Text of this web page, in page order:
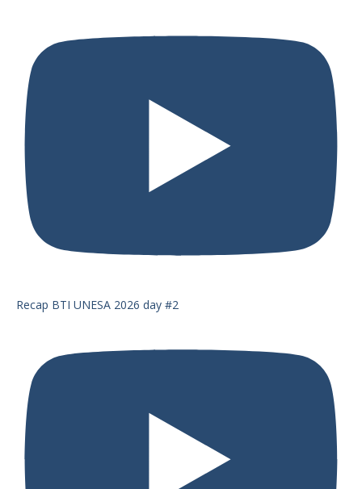
Recap BTI UNESA 2026 day #2